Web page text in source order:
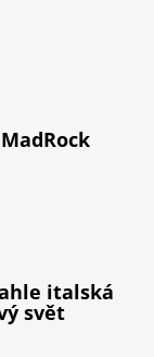
italská
svět